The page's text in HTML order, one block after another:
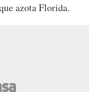
azota Florida.